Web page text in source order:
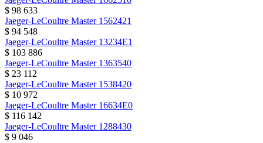
$ 98 633
Jaeger-LeCoultre Master 1562421
$ 94 548
Jaeger-LeCoultre Master 13234E1
$ 103 886
Jaeger-LeCoultre Master 1363540
$ 23 112
Jaeger-LeCoultre Master 1538420
$ 10 972
Jaeger-LeCoultre Master 16634E0
$ 116 142
Jaeger-LeCoultre Master 1288430
$ 9 046